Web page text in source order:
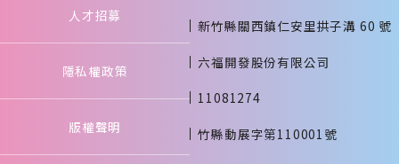
人才招募
隱私權政策
版權聲明
新竹縣關西鎮仁安里拱子溝 60 號
六福開發股份有限公司
11081274
竹縣動展字第110001號